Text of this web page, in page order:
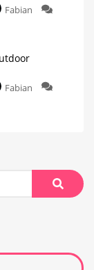
Fabian
Fabian